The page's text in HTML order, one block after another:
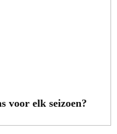
voor elk seizoen?